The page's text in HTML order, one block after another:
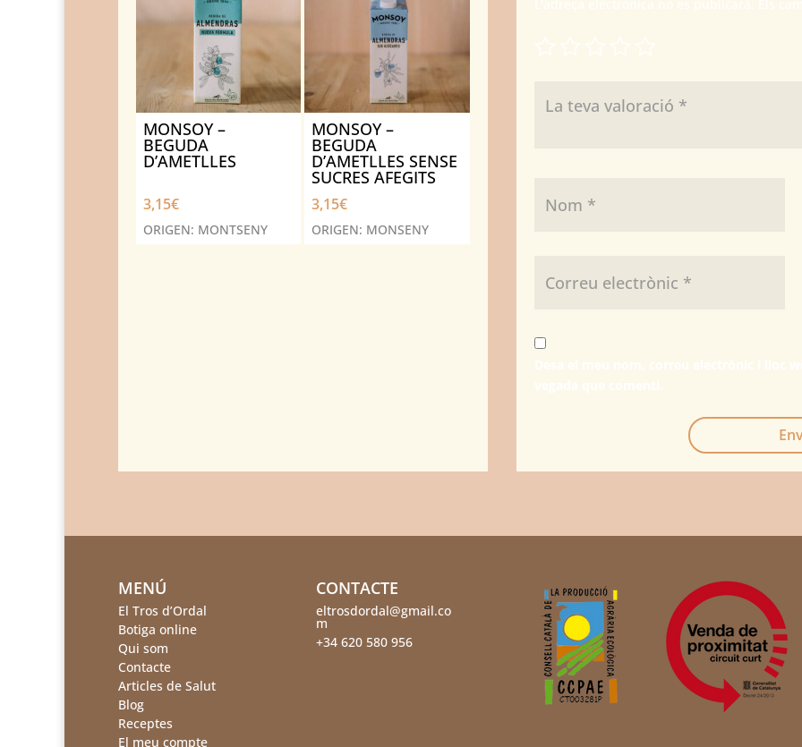
MONSOY –
BEGUDA
D’AMETLLES
3,15€
ORIGEN: MONTSENY
MONSOY –
BEGUDA
D’AMETLLES SENSE
SUCRES AFEGITS
3,15€
ORIGEN: MONSENY
MENÚ
El Tros d’Ordal
Botiga online
Qui som
Contacte
Articles de Salut
Blog
Receptes
El meu compte
CONTACTE
eltrosdordal@gmail.co
m
+34 620 580 956